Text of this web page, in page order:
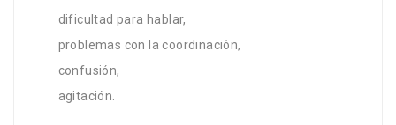
dificultad para hablar,
problemas con la coordinación,
confusión,
agitación.